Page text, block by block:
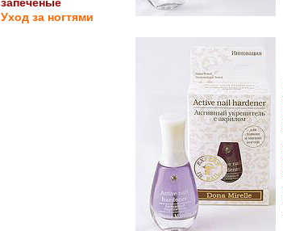
Уход за ногтями